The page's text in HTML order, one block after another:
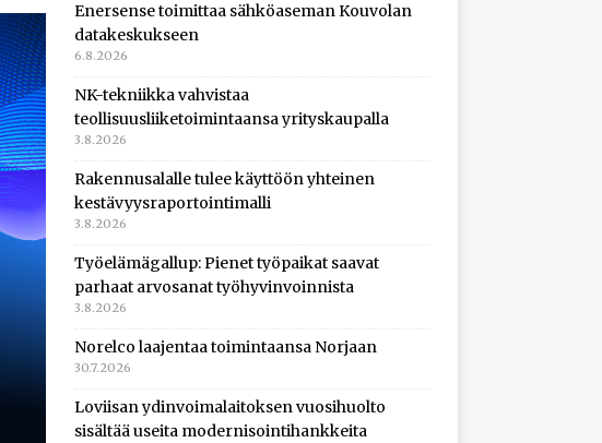
Enersense toimittaa sähköaseman Kouvolan
datakeskukseen
6.8.2026
NK-tekniikka vahvistaa
teollisuusliiketoimintaansa yrityskaupalla
3.8.2026
Rakennusalalle tulee käyttöön yhteinen
kestävyysraportointimalli
3.8.2026
Työelämägallup: Pienet työpaikat saavat
parhaat arvosanat työhyvinvoinnista
3.8.2026
Norelco laajentaa toimintaansa Norjaan
30.7.2026
Loviisan ydinvoimalaitoksen vuosihuolto
sisältää useita modernisointihankkeita